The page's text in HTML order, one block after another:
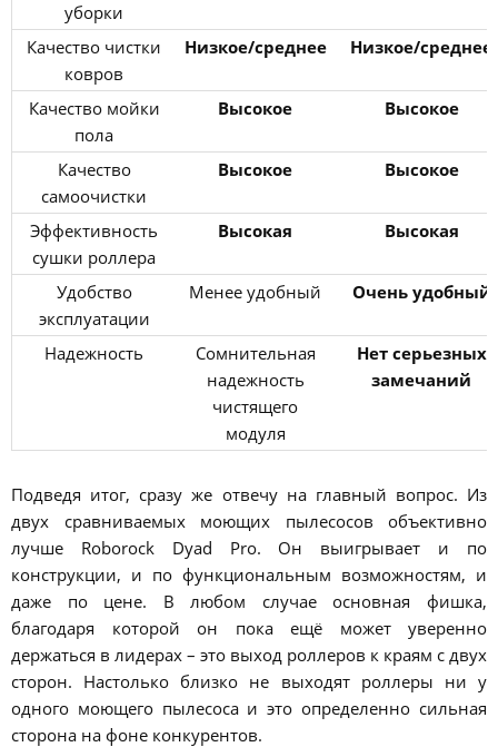
уборки
Качество чистки
ковров
Низкое/среднее Низкое/среднее
Качество мойки
пола
Высокое Высокое
Качество
самоочистки
Высокое Высокое
Эффективность
сушки роллера
Высокая Высокая
Удобство
эксплуатации
Менее удобный Очень удобный
Надежность
Сомнительная
надежность
чистящего
модуля
Нет серьезных
замечаний
Подведя итог, сразу же отвечу на главный вопрос. Из
двух сравниваемых моющих пылесосов объективно
лучше Roborock Dyad Pro. Он выигрывает и по
конструкции, и по функциональным возможностям, и
даже по цене. В любом случае основная фишка,
благодаря которой он пока ещё может уверенно
держаться в лидерах – это выход роллеров к краям с двух
сторон. Настолько близко не выходят роллеры ни у
одного моющего пылесоса и это определенно сильная
сторона на фоне конкурентов.